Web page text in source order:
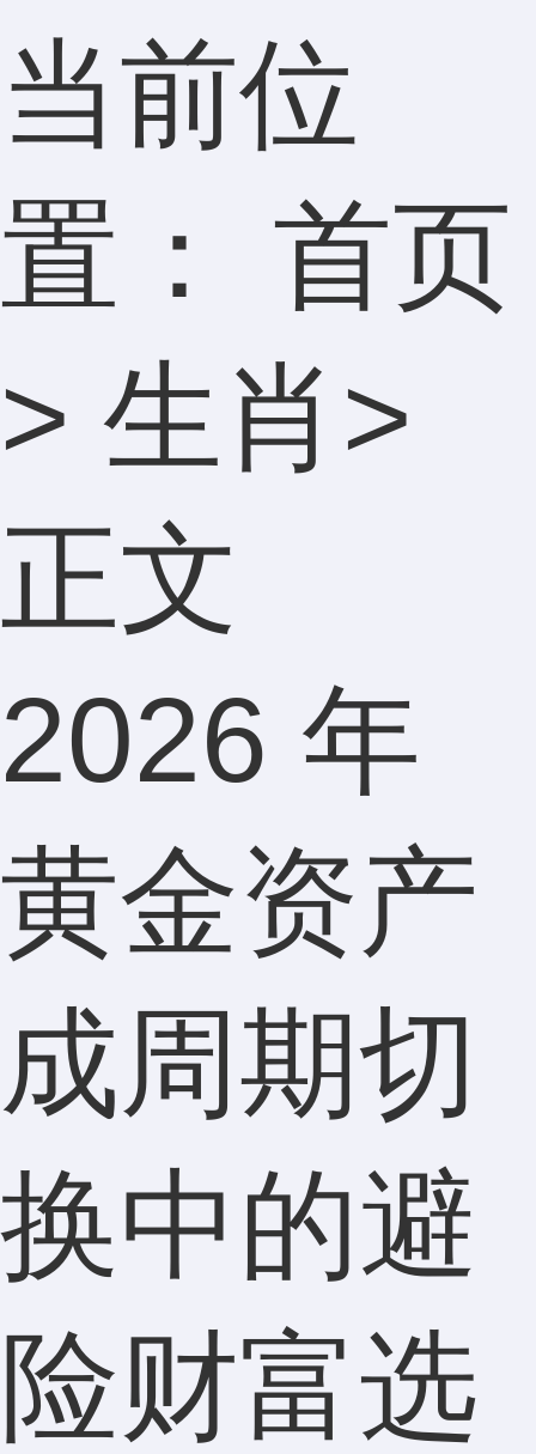
当前位
置： 首页
> 生肖>
正文
2026 年
黄金资产
成周期切
换中的避
险财富选